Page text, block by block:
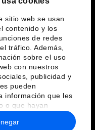
sitio web se usan
contenido y los
de redes
tráfico. Además,
sobre el uso
con nuestros
publicidad y
pueden
información que les
o que hayan
uso que haya